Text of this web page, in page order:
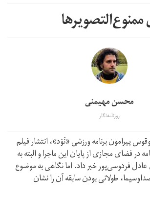
محسن مهیمنی
روزنامه‌نگار
برنامه ورزشی «نَوَد»، انتشار فیلم
در فضای مجازی از پایان این ماجرا و البته به
فردوسی‌پور خبر داد. اما نگاهی به موضوع
طولانی بودن سابقه آن‌ را نشان